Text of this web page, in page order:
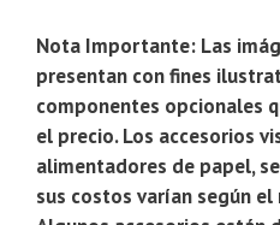
Nota Importante: Las
presentan con fines
componentes opcionales
el precio. Los accesorios
alimentadores de papel,
sus costos varían según